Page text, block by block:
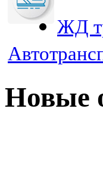
ЖД
Новые